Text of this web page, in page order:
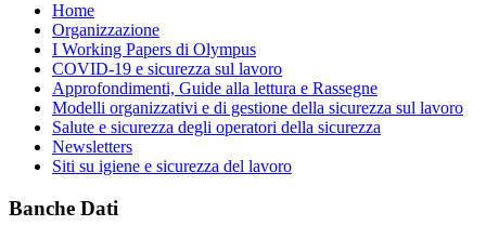
Home
Organizzazione
I Working Papers di Olympus
COVID-19 e sicurezza sul lavoro
Approfondimenti, Guide alla lettura e Rassegne
Modelli organizzativi e di gestione della sicurezza sul lavoro
Salute e sicurezza degli operatori della sicurezza
Newsletters
Siti su igiene e sicurezza del lavoro
Banche Dati